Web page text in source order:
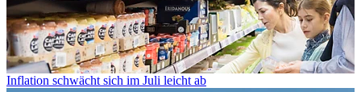
Inflation schwächt sich im Juli leicht ab